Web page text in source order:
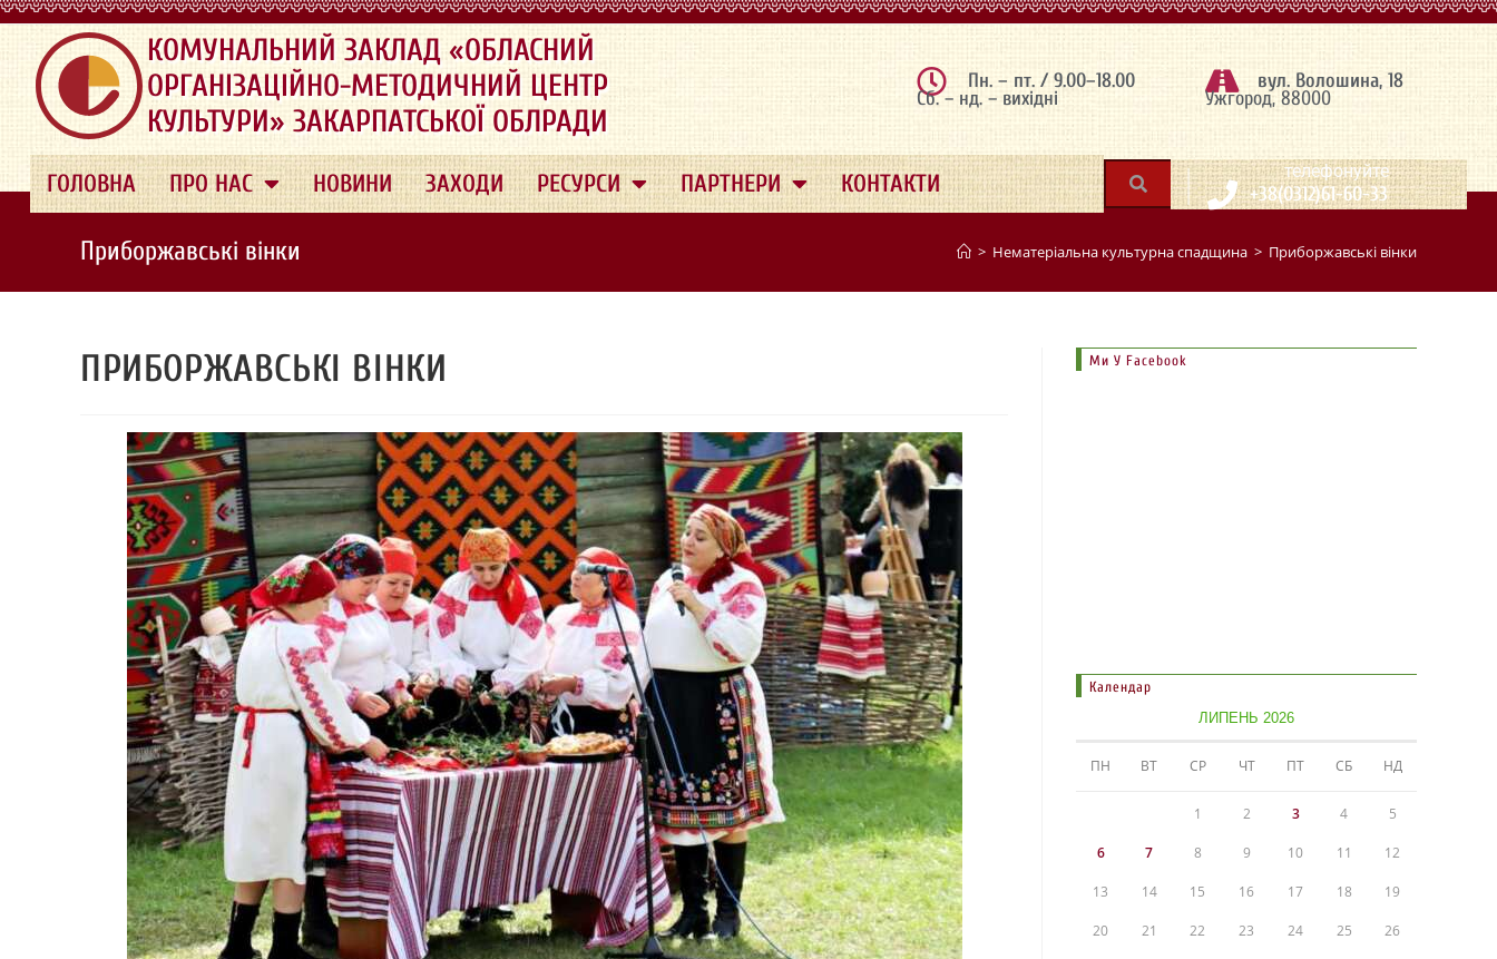
.
КОМУНАЛЬНИЙ ЗАКЛАД «ОБЛАСНИЙ
ОРГАНІЗАЦІЙНО-МЕТОДИЧНИЙ ЦЕНТР
КУЛЬТУРИ» ЗАКАРПАТСЬКОЇ ОБЛРАДИ
Пн. – пт. / 9.00–18.00
Сб. – нд. – вихідні
вул. Волошина, 18
Ужгород, 88000
ГОЛОВНА ПРО НАС НОВИНИ ЗАХОДИ РЕСУРСИ ПАРТНЕРИ КОНТАКТИ | телефонуйте
+38(0312)61-60-33
Приборжавські вінки > Нематеріальна культурна спадщина > Приборжавські вінки
ПРИБОРЖАВСЬКІ ВІНКИ Ми У Facebook
Календар
ЛИПЕНЬ 2026
ПН ВТ СР ЧТ ПТ СБ НД
1 2 3 4 5
6 7 8 9 10 11 12
13 14 15 16 17 18 19
20 21 22 23 24 25 26